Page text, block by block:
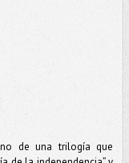
de una trilogía que